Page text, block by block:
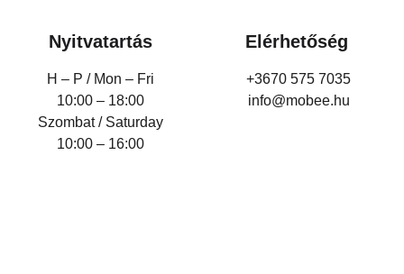
Nyitvatartás
H – P / Mon – Fri
10:00 – 18:00
Szombat / Saturday
10:00 – 16:00
Elérhetőség
+3670 575 7035
info@mobee.hu